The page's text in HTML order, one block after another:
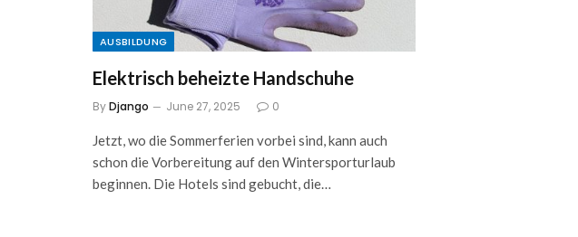
AUSBILDUNG
Elektrisch beheizte Handschuhe
ByDjango June 27, 2025 0
Jetzt, wo die Sommerferien vorbei sind, kann auch
schon die Vorbereitung auf den Wintersporturlaub
beginnen. Die Hotels sind gebucht, die…